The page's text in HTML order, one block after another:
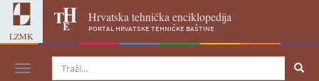
LZMK
Hrvatska tehnička enciklopedija
portal hrvatske tehničke baštine
Navigacija